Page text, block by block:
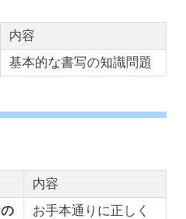
内容
基本的な書写の知識問題
内容
お手本通りに正しく